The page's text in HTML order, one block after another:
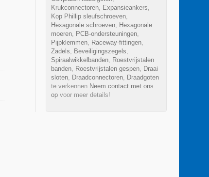
Krukconnectoren, Expansieankers,
Kop Phillip sleufschroeven,
Hexagonale schroeven, Hexagonale
moeren, PCB-ondersteuningen,
Pijpklemmen, Raceway-fittingen,
Zadels, Beveiligingszegels,
Spiraalwikkelbanden, Roestvrijstalen
banden, Roestvrijstalen gespen, Draai
sloten, Draadconnectoren, Draadgoten
te verkennen. Neem contact met ons
op voor meer details!